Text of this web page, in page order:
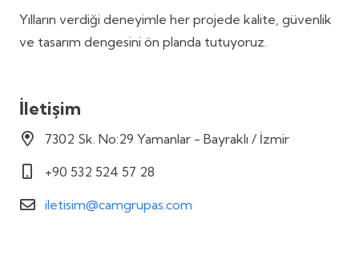
Yılların verdiği deneyimle her projede kalite, güvenlik
ve tasarım dengesini ön planda tutuyoruz.
İletişim
7302 Sk. No:29 Yamanlar - Bayraklı / İzmir
+90 532 524 57 28
iletisim@camgrupas.com